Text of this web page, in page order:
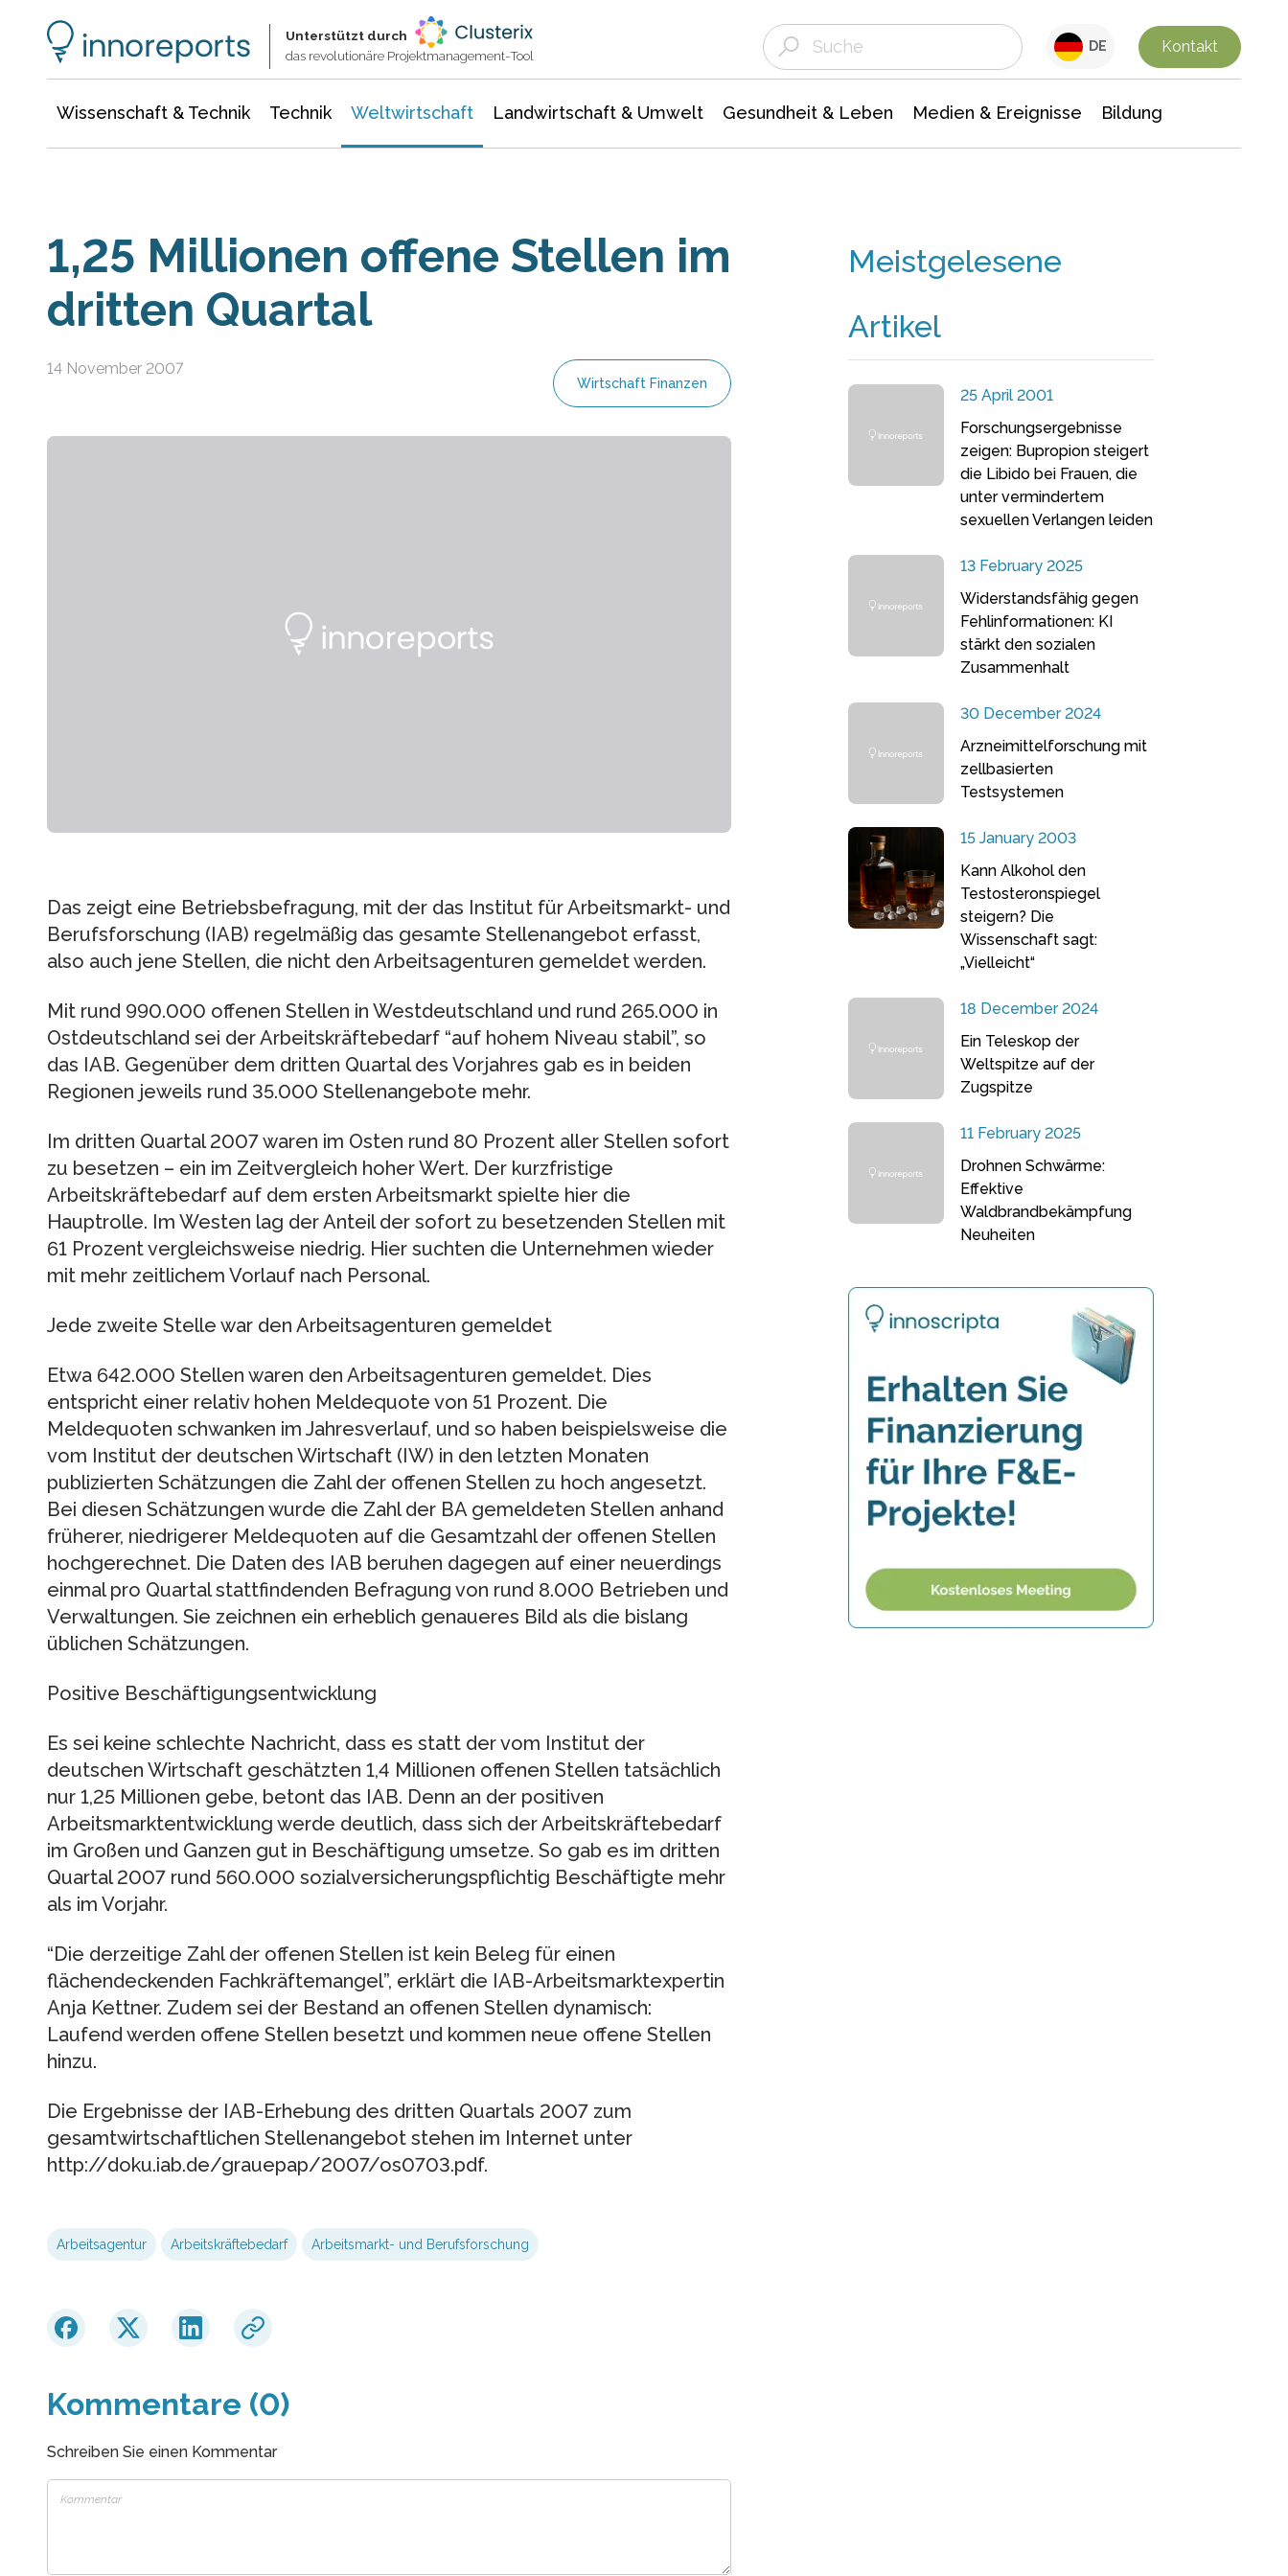
Unterstützt durch
das revolutionäre Projektmanagement-Tool
DE Kontakt
Wissenschaft & Technik Technik Weltwirtschaft Landwirtschaft & Umwelt Gesundheit & Leben Medien & Ereignisse Bildung
1,25 Millionen offene Stellen im
dritten Quartal
14 November 2007
Wirtschaft Finanzen
Das zeigt eine Betriebsbefragung, mit der das Institut für Arbeitsmarkt- und
Berufsforschung (IAB) regelmäßig das gesamte Stellenangebot erfasst,
also auch jene Stellen, die nicht den Arbeitsagenturen gemeldet werden.
Mit rund 990.000 offenen Stellen in Westdeutschland und rund 265.000 in
Ostdeutschland sei der Arbeitskräftebedarf “auf hohem Niveau stabil”, so
das IAB. Gegenüber dem dritten Quartal des Vorjahres gab es in beiden
Regionen jeweils rund 35.000 Stellenangebote mehr.
Im dritten Quartal 2007 waren im Osten rund 80 Prozent aller Stellen sofort
zu besetzen – ein im Zeitvergleich hoher Wert. Der kurzfristige
Arbeitskräftebedarf auf dem ersten Arbeitsmarkt spielte hier die
Hauptrolle. Im Westen lag der Anteil der sofort zu besetzenden Stellen mit
61 Prozent vergleichsweise niedrig. Hier suchten die Unternehmen wieder
mit mehr zeitlichem Vorlauf nach Personal.
Jede zweite Stelle war den Arbeitsagenturen gemeldet
Etwa 642.000 Stellen waren den Arbeitsagenturen gemeldet. Dies
entspricht einer relativ hohen Meldequote von 51 Prozent. Die
Meldequoten schwanken im Jahresverlauf, und so haben beispielsweise die
vom Institut der deutschen Wirtschaft (IW) in den letzten Monaten
publizierten Schätzungen die Zahl der offenen Stellen zu hoch angesetzt.
Bei diesen Schätzungen wurde die Zahl der BA gemeldeten Stellen anhand
früherer, niedrigerer Meldequoten auf die Gesamtzahl der offenen Stellen
hochgerechnet. Die Daten des IAB beruhen dagegen auf einer neuerdings
einmal pro Quartal stattfindenden Befragung von rund 8.000 Betrieben und
Verwaltungen. Sie zeichnen ein erheblich genaueres Bild als die bislang
üblichen Schätzungen.
Positive Beschäftigungsentwicklung
Es sei keine schlechte Nachricht, dass es statt der vom Institut der
deutschen Wirtschaft geschätzten 1,4 Millionen offenen Stellen tatsächlich
nur 1,25 Millionen gebe, betont das IAB. Denn an der positiven
Arbeitsmarktentwicklung werde deutlich, dass sich der Arbeitskräftebedarf
im Großen und Ganzen gut in Beschäftigung umsetze. So gab es im dritten
Quartal 2007 rund 560.000 sozialversicherungspflichtig Beschäftigte mehr
als im Vorjahr.
“Die derzeitige Zahl der offenen Stellen ist kein Beleg für einen
flächendeckenden Fachkräftemangel”, erklärt die IAB-Arbeitsmarktexpertin
Anja Kettner. Zudem sei der Bestand an offenen Stellen dynamisch:
Laufend werden offene Stellen besetzt und kommen neue offene Stellen
hinzu.
Die Ergebnisse der IAB-Erhebung des dritten Quartals 2007 zum
gesamtwirtschaftlichen Stellenangebot stehen im Internet unter
http://doku.iab.de/grauepap/2007/os0703.pdf.
Arbeitsagentur Arbeitskräftebedarf Arbeitsmarkt- und Berufsforschung
Kommentare (0)
Schreiben Sie einen Kommentar
Meistgelesene
Artikel
25 April 2001
Forschungsergebnisse
zeigen: Bupropion steigert
die Libido bei Frauen, die
unter vermindertem
sexuellen Verlangen leiden
13 February 2025
Widerstandsfähig gegen
Fehlinformationen: KI
stärkt den sozialen
Zusammenhalt
30 December 2024
Arzneimittelforschung mit
zellbasierten
Testsystemen
15 January 2003
Kann Alkohol den
Testosteronspiegel
steigern? Die
Wissenschaft sagt:
„Vielleicht“
18 December 2024
Ein Teleskop der
Weltspitze auf der
Zugspitze
11 February 2025
Drohnen Schwärme:
Effektive
Waldbrandbekämpfung
Neuheiten